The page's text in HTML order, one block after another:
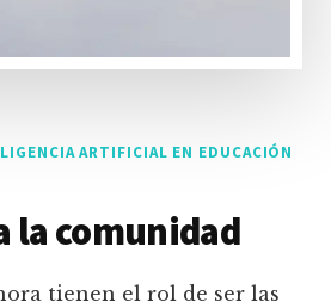
ARTIFICIAL EN EDUCACIÓN
la comunidad
tienen el rol de ser las